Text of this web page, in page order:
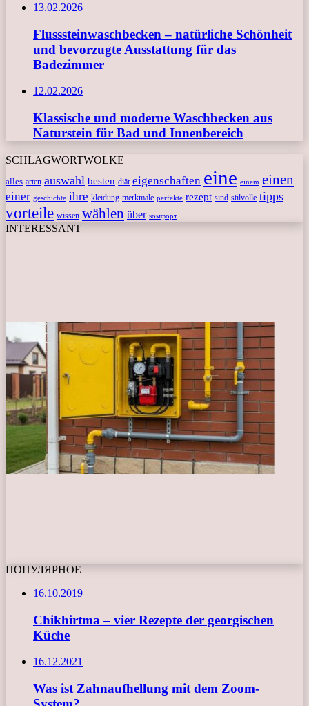
13.02.2026
Flusssteinwaschbecken – natürliche Schönheit
und bevorzugte Ausstattung für das
Badezimmer
12.02.2026
Klassische und moderne Waschbecken aus
Naturstein für Bad und Innenbereich
SCHLAGWORTWOLKE
alles arten auswahl besten diät eigenschaften eine einem einen
einer geschichte ihre kleidung merkmale perfekte rezept sind stilvolle tipps
vorteile wissen wählen über комфорт
INTERESSANT
ПОПУЛЯРНОЕ
16.10.2019
Chikhirtma – vier Rezepte der georgischen
Küche
16.12.2021
Was ist Zahnaufhellung mit dem Zoom-